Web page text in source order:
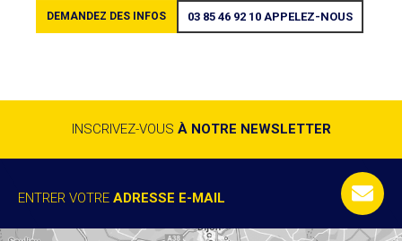
DEMANDEZ DES INFOS 03 85 46 92 10 APPELEZ-NOUS
INSCRIVEZ-VOUS À NOTRE NEWSLETTER
ENTRER VOTRE ADRESSE E-MAIL